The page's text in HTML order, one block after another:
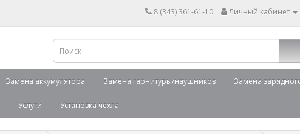
8 (343) 361-61-10 Личный кабинет
Замена аккумулятора Замена гарнитуры/наушников Замена
Услуги Установка чехла